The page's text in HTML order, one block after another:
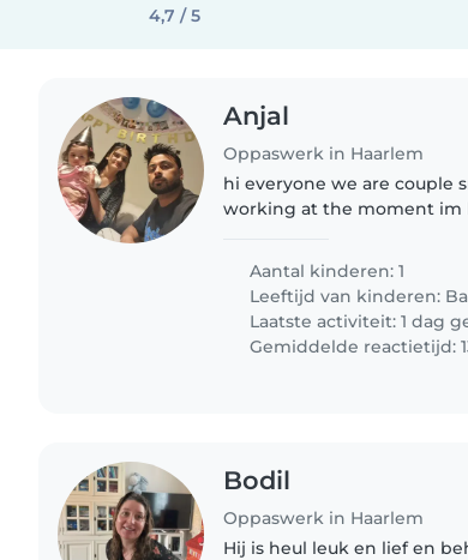
4,7 / 5
Anjal
Oppaswerk in Haarlem
hi everyone we are couple
working at the moment im
baby in our house ..as soon..
Aantal kinderen: 1
Leeftijd van kinderen:
Laatste activiteit: 1 dag
Gemiddelde reactietijd:
Bodil
Oppaswerk in Haarlem
Hij is heul leuk en lief en